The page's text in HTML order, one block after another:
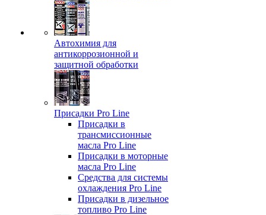
Автохимия для
антикоррозионной и
защитной обработки
Присадки Pro Line
Присадки в
трансмиссионные
масла Pro Line
Присадки в моторные
масла Pro Line
Средства для системы
охлаждения Pro Line
Присадки в дизельное
топливо Pro Line